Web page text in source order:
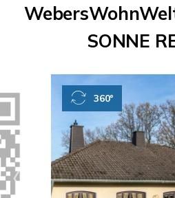
SONNE
360°